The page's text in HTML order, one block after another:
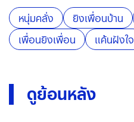
หนุ่มคลั่ง ยิงเพื่อนบ้าน
เพื่อนยิงเพื่อน
แค้นฝังใจ
ดูย้อนหลัง